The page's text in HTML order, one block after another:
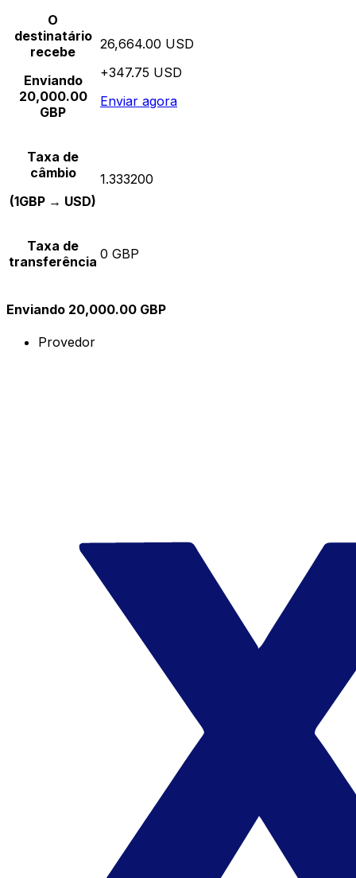
O
destinatário
recebe
Enviando
20,000.00
GBP
26,664.00 USD
+347.75 USD
Enviar agora
Taxa de
câmbio
(1GBP → USD)
1.333200
Taxa de
transferência 0 GBP
Enviando 20,000.00 GBP
Provedor